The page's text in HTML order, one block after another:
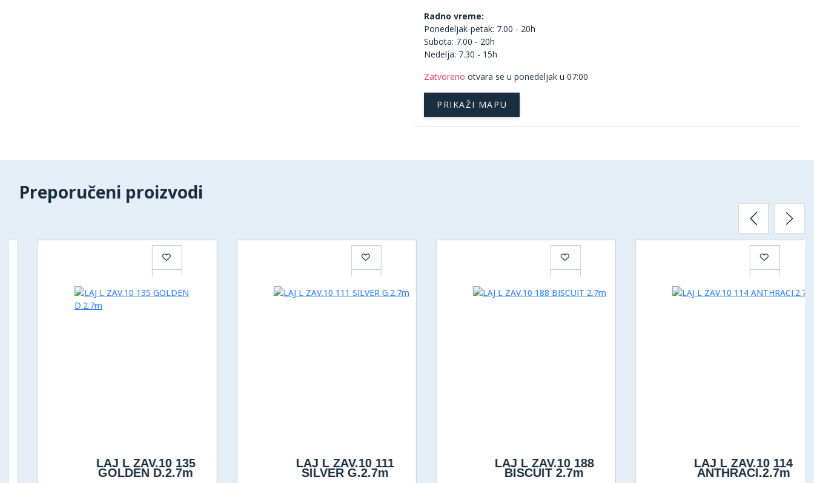
Radno vreme:
Ponedeljak-petak: 7.00 - 20h
Subota: 7.00 - 20h
Nedelja: 7.30 - 15h
Zatvoreno otvara se u ponedeljak u 07:00
PRIKAŽI MAPU
Preporučeni proizvodi
LAJ L ZAV.10 135
GOLDEN D.2.7m
LAJ L ZAV.10 111
SILVER G.2.7m
LAJ L ZAV.10 188
BISCUIT 2.7m
LAJ L ZAV.10 114
ANTHRACI.2.7m